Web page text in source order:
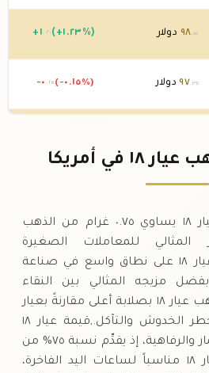
٩٨ .٥٥ دولار + ١ .٢٠ (+١.٢٣%)
٩٧.٣٥ دولار -٠ .١٥ (-٠.١٥%)
٩٧.٤٩ دولار
في أمريكا
غرام واحد من ذهب عيار ١٨ يساوي ٠.٧٥ غرام من الذهب
المثالي للمعاملات الصغيرة
والمتوسطة.,يُستخدم عيار ١٨ على نطاق واسع في صناعة
مزيجه المثالي بين النقاء
والمتانة.,تتميز قطع الذهب عيار ١٨ بصلابة أعلى مقارنةً بعيار
٢١ و٢٤، مما يقلل من خطر الخدوش والتآكل.,قيمة عيار ١٨
تُعطي توازناً بين الاستثمار والرفاهية، إذ يقدِّم نسبة ٧٥% من
الذهب الخالص.,يُعد عيار ١٨ مناسباً لساعات اليد الفاخرة،